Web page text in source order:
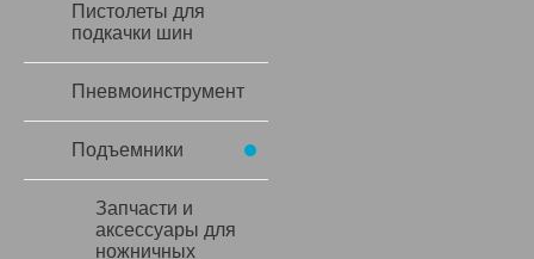
Пистолеты для
подкачки шин
Пневмоинструмент
Подъемники
Запчасти и
аксессуары для
ножничных